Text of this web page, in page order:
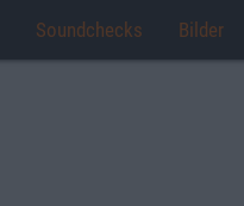
Soundchecks Bilder